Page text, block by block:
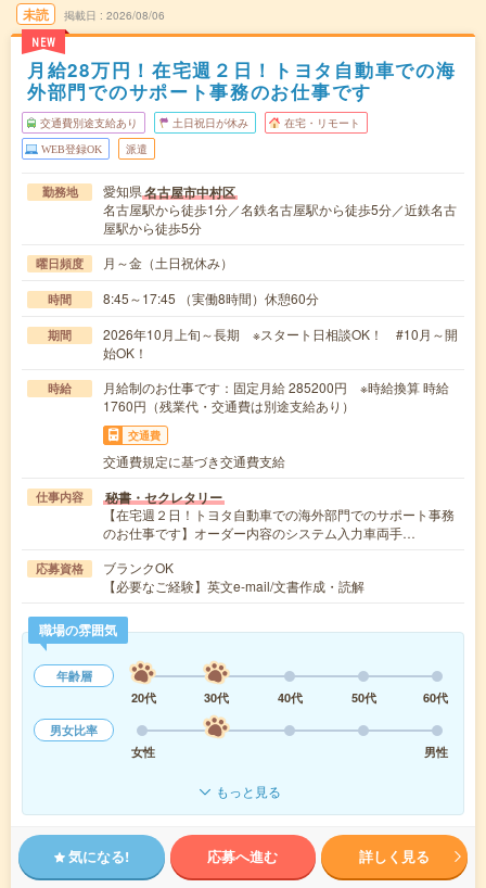
未読
NEW
掲載日 2026/08/06
月給28万円！在宅週２日！トヨタ自動車での海
外部門でのサポート事務のお仕事です
交通費別途支給あり 土日祝日が休み 在宅・リモート
WEB登録OK 派遣
勤務地 愛知県名古屋市中村区
名古屋駅から徒歩1分／名鉄名古屋駅から徒歩5分／近鉄名古
屋駅から徒歩5分
曜日頻度 月～金（土日祝休み）
時間 8:45～17:45 （実働8時間）休憩60分
期間
2026年10月上旬～長期 ※スタート日相談OK！ #10月～開
始OK！
時給
月給制のお仕事です：固定月給 285200円 ※時給換算 時給
1760円（残業代・交通費は別途支給あり）
交通費
交通費規定に基づき交通費支給
仕事内容 秘書・セクレタリー
【在宅週２日！トヨタ自動車での海外部門でのサポート事務
のお仕事です】オーダー内容のシステム入力車両手…
応募資格
ブランクOK
【必要なご経験】英文e-mail/文書作成・読解
職場の雰囲気
年齢層
20代
30代 40代 50代
60代
男女比率
女性
男性
もっと見る
気になる! 応募へ進む 詳しく見る